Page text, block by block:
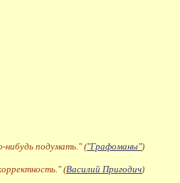
нибудь подумать." ("Графоманы")
(Василий Пригодич)